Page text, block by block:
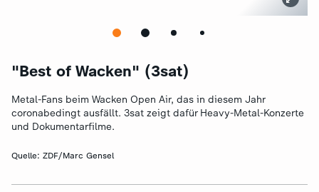
"Best of Wacken" (3sat)
Metal-Fans beim Wacken Open Air, das in diesem Jahr
coronabedingt ausfällt. 3sat zeigt dafür Heavy-Metal-Konzerte
und Dokumentarfilme.
Quelle: ZDF/Marc Gensel